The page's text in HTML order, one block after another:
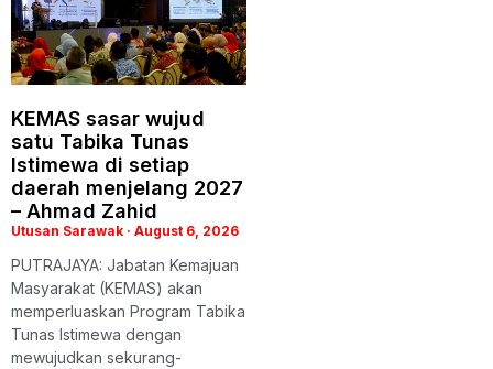
KEMAS sasar wujud
satu Tabika Tunas
Istimewa di setiap
daerah menjelang 2027
– Ahmad Zahid
Utusan Sarawak August 6, 2026
PUTRAJAYA: Jabatan Kemajuan
Masyarakat (KEMAS) akan
memperluaskan Program Tabika
Tunas Istimewa dengan
mewujudkan sekurang-